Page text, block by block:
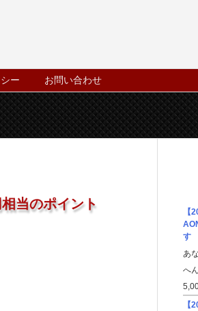
ー お問い合わせ
当のポイント
【
す
あ
へ
【